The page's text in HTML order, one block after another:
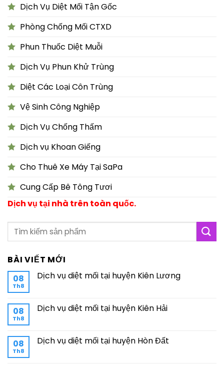
Dịch Vụ Diệt Mối Tận Gốc
Phòng Chống Mối CTXD
Phun Thuốc Diệt Muỗi
Dịch Vụ Phun Khử Trùng
Diệt Các Loại Côn Trùng
Vệ Sinh Công Nghiệp
Dịch Vụ Chống Thấm
Dịch vụ Khoan Giếng
Cho Thuê Xe Máy Tại SaPa
Cung Cấp Bê Tông Tươi
Dịch vụ tại nhà trên toàn quốc.
BÀI VIẾT MỚI
08
Th8
Dịch vụ diệt mối tại huyện Kiên Lương
08
Th8
Dịch vụ diệt mối tại huyện Kiên Hải
08
Th8
Dịch vụ diệt mối tại huyện Hòn Đất